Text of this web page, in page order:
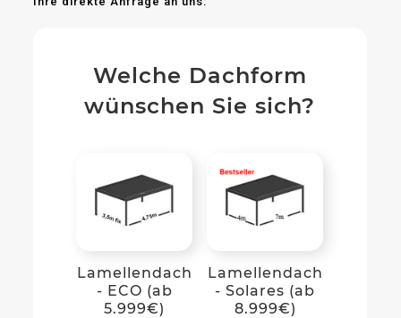
Welche Dachform
wünschen Sie sich?
Lamellendach
- ECO (ab
5.999€)
Lamellendach
- Solares (ab
8.999€)